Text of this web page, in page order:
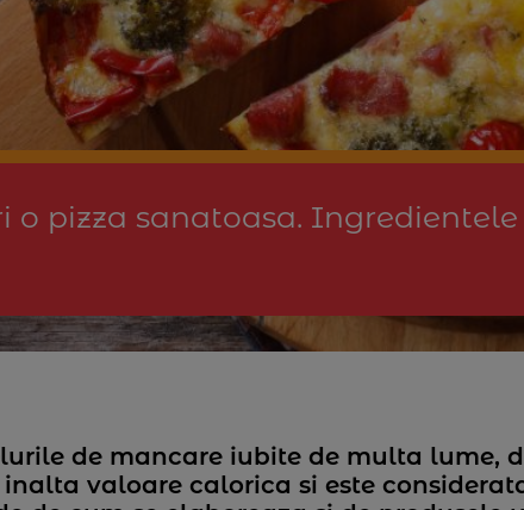
o pizza sanatoasa.
de mancare iubite de multa lume,
inalta valoare calorica si este